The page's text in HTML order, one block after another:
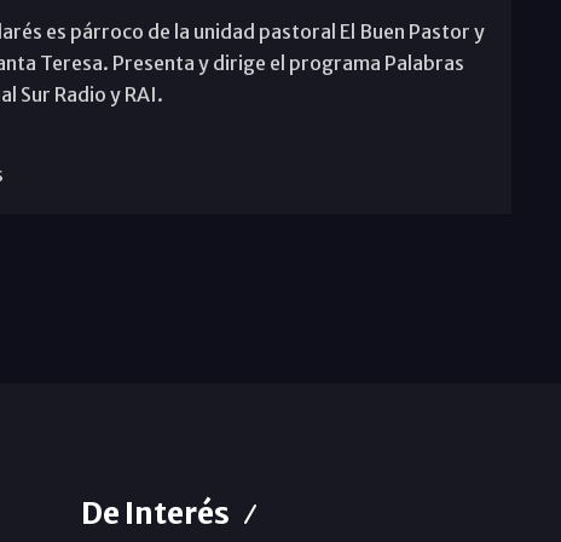
es párroco de la unidad pastoral El Buen Pastor y
Teresa. Presenta y dirige el programa Palabras
Sur Radio y RAI.
De Interés